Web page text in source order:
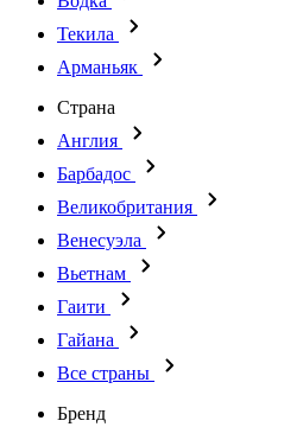
Текила
Арманьяк
Страна
Англия
Барбадос
Великобритания
Венесуэла
Вьетнам
Гаити
Гайана
Все страны
Бренд